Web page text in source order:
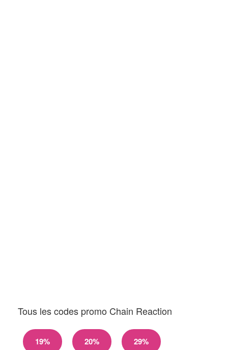
Tous les codes promo Chain Reaction
19% 20% 29%